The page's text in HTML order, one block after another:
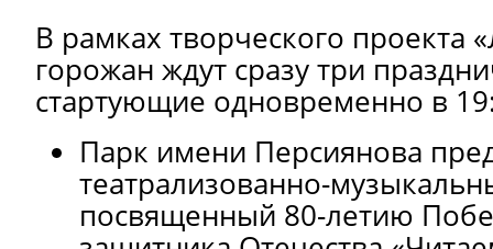
В рамках творческого проекта
горожан ждут сразу три
стартующие одновременно в
Парк имени Персиянова
театрализованно-
посвященный 80-летию